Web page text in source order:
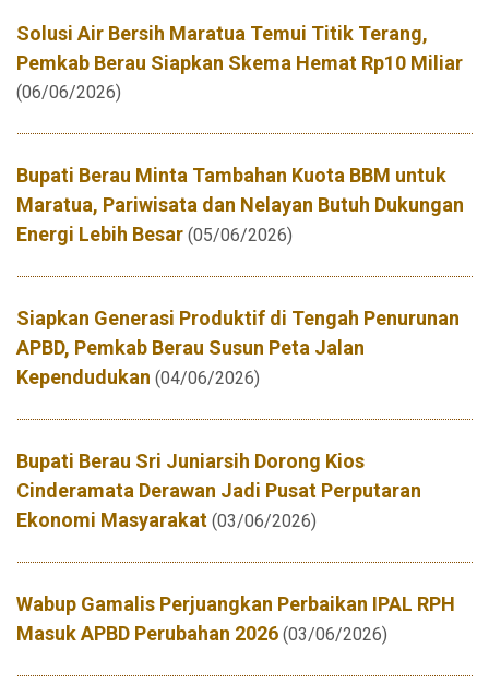
Solusi Air Bersih Maratua Temui Titik Terang,
Pemkab Berau Siapkan Skema Hemat Rp10 Miliar
(06/06/2026)
Bupati Berau Minta Tambahan Kuota BBM untuk
Maratua, Pariwisata dan Nelayan Butuh Dukungan
Energi Lebih Besar (05/06/2026)
Siapkan Generasi Produktif di Tengah Penurunan
APBD, Pemkab Berau Susun Peta Jalan
Kependudukan (04/06/2026)
Bupati Berau Sri Juniarsih Dorong Kios
Cinderamata Derawan Jadi Pusat Perputaran
Ekonomi Masyarakat (03/06/2026)
Wabup Gamalis Perjuangkan Perbaikan IPAL RPH
Masuk APBD Perubahan 2026 (03/06/2026)